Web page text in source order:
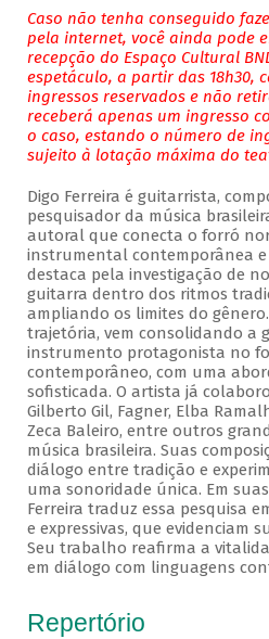
Caso não tenha conseguido
pela internet, você ainda pode
recepção do Espaço Cultural
espetáculo, a partir das 18h30,
ingressos reservados e não
receberá apenas um ingresso
o caso, estando o número de
sujeito à lotação máxima do
Digo Ferreira é guitarrista,
pesquisador da música
autoral que conecta o forró
instrumental contemporânea e
destaca pela investigação de
guitarra dentro dos ritmos
ampliando os limites do
trajetória, vem consolidando a
instrumento protagonista no
contemporâneo, com uma
sofisticada. O artista já
Gilberto Gil, Fagner, Elba
Zeca Baleiro, entre outros
música brasileira. Suas
diálogo entre tradição e
uma sonoridade única. Em
Ferreira traduz essa pesquisa
e expressivas, que evidenciam
Seu trabalho reafirma a
em diálogo com linguagens
Repertório